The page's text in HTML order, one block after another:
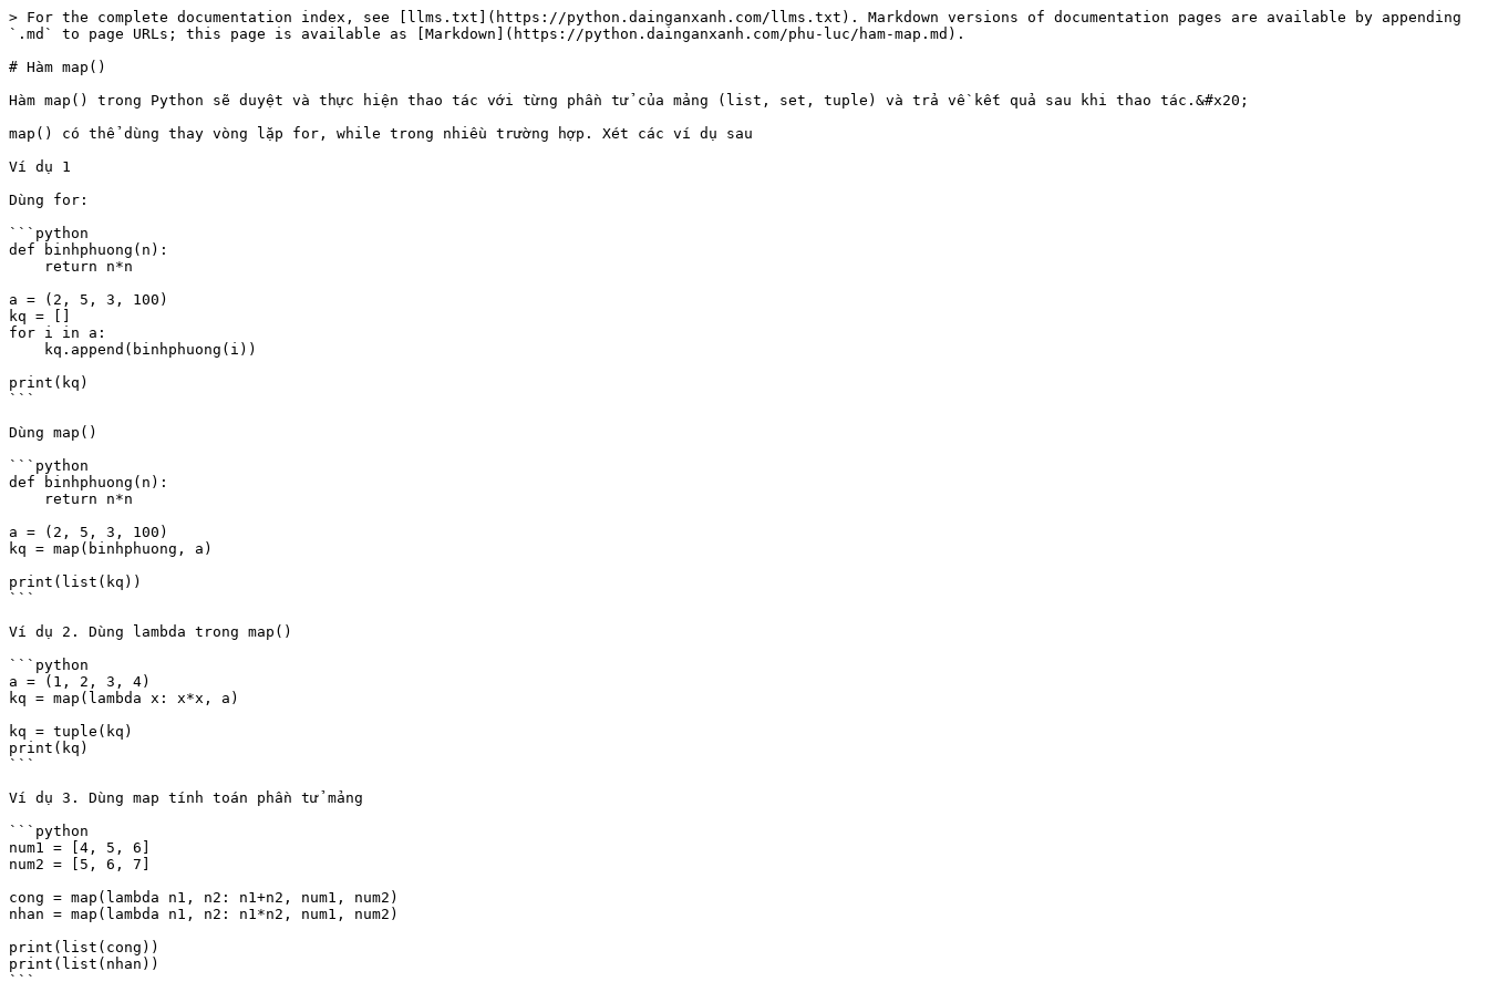
> For the complete documentation index, see [llms.txt](https://python.dainganxanh.com/llms.txt). Markdown versions of documentation pages are available by appending
`.md` to page URLs; this page is available as [Markdown](https://python.dainganxanh.com/phu-luc/ham-map.md).
# Hàm map()
Hàm map() trong Python sẽ duyệt và thực hiện thao tác với từng phần tử của mảng (list, set, tuple) và trả về kết quả sau khi thao tác.&#x20;
map() có thể dùng thay vòng lặp for, while trong nhiều trường hợp. Xét các ví dụ sau
Ví dụ 1
Dùng for:
```python
def binhphuong(n):
a = (2, 5, 3, 100)
kq = []
for i in a:
print(kq)
```
Dùng map()
```python
def binhphuong(n):
a = (2, 5, 3, 100)
kq = map(binhphuong, a)
print(list(kq))
```
Ví dụ 2. Dùng lambda trong map()
```python
a = (1, 2, 3, 4)
kq = map(lambda x: x*x, a)
kq = tuple(kq)
print(kq)
```
Ví dụ 3. Dùng map tính toán phần tử mảng
```python
num1 = [4, 5, 6]
num2 = [5, 6, 7]
cong = map(lambda n1, n2: n1+n2, num1, num2)
nhan = map(lambda n1, n2: n1*n2, num1, num2)
print(list(cong))
print(list(nhan))
```